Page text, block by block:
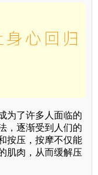
为了许多人面临的
，逐渐受到人们的
按压，按摩不仅能
肌肉，从而缓解压